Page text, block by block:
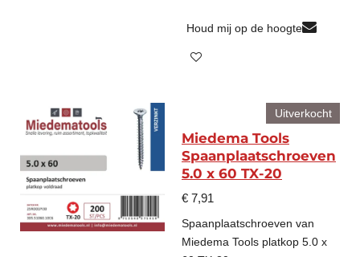
Houd mij op de hoogte
Uitverkocht
Miedema Tools
Spaanplaatschroeven
5.0 x 60 TX-20
€ 7,91
Spaanplaatschroeven van
Miedema Tools platkop 5.0 x